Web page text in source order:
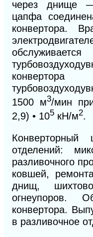
через днище
цапфа
конвертора.
конвертора
1500 м3/мин
2,9) • 105 кН/м2.
отделений:
разливочного
ковшей,
днищ,
конвертора.
в разливочное